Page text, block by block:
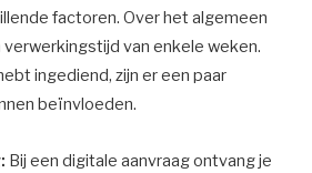
factoren. Over het algemeen
van enkele weken.
ingediend, zijn er een paar
beïnvloeden.
Bij een digitale aanvraag ontvang je